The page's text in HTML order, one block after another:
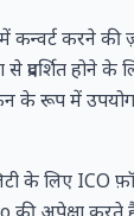
में कन्वर्ट करने
होने के
के रूप में
के लिए ICO